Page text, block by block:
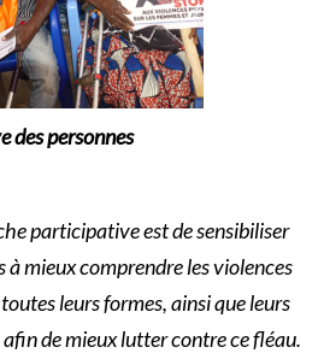
des personnes
participative est de sensibiliser
à mieux comprendre les violences
leurs formes, ainsi que leurs
afin de mieux lutter contre ce fléau.